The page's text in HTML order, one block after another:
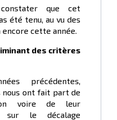
que cet
été tenu, au vu des
cette année.
des critères
précédentes,
nous ont fait part de
voire de leur
sur le décalage